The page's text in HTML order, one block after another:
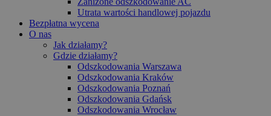
Utrata wartości handlowej pojazdu
Bezpłatna wycena
O nas
Jak działamy?
Gdzie działamy?
Odszkodowania Warszawa
Odszkodowania Kraków
Odszkodowania Poznań
Odszkodowania Gdańsk
Odszkodowania Wrocław